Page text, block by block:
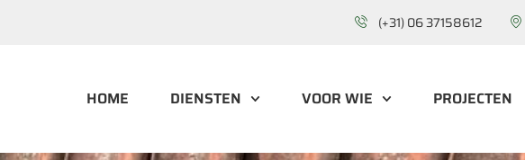
(+31) 06 37158612
HOME DIENSTEN VOOR WIE PROJECTEN